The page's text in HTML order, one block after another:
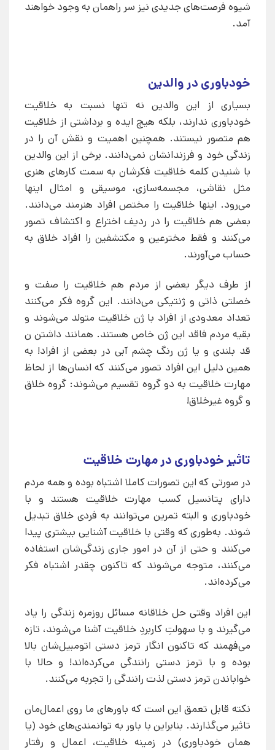
شیوه فرصت‌های جدیدی نیز سر راهمان به وجود خواهند
آمد.
خودباوری در والدین
بسیاری از این والدین نه تنها نسبت به خلاقیت
خودباوری ندارند، بلکه هیچ ایده و برداشتی از خلاقیت
هم متصور نیستند. همچنین اهمیت و نقش آن را در
زندگی خود و فرزندانشان نمی‌دانند. برخی از این والدین
با شنیدن کلمه خلاقیت فکرشان به سمت کارهای هنری
مثل نقاشی، مجسمه‌سازی، موسیقی و امثال اینها
می‌رود. اینها خلاقیت را مختص افراد هنرمند می‌دانند.
بعضی هم خلاقیت را در ردیف اختراع و اکتشاف تصور
می‌کنند و فقط مخترعین و مکتشفین را افراد خلاق به
حساب می‌آورند.
از طرف دیگر بعضی از مردم هم خلاقیت را صفت و
خصلتی ذاتی و ژنتیکی می‌دانند. این گروه فکر می‌کنند
تعداد معدودی از افراد با ژن خلاقیت متولد می‌شوند و
بقیه مردم فاقد این ژن خاص هستند. همانند داشتن ن
قد بلندی و یا ژن رنگ چشم آبی در بعضی از افراد! به
همین دلیل این افراد تصور می‌کنند که انسان‌ها از لحاظ
مهارت خلاقیت به دو گروه تقسیم می‌شوند: گروه خلاق
و گروه غیرخلاق!
تاثیر خودباوری در مهارت خلاقیت
در صورتی که این تصورات کاملا اشتباه بوده و همه مردم
دارای پتانسیل کسب مهارت خلاقیت هستند و با
خودباوری و البته تمرین می‌توانند به فردی خلاق تبدیل
شوند. به‌طوری که وقتی با خلاقیت آشنایی بیشتری پیدا
می‌کنند و حتی از آن در امور جاری زندگی‌شان استفاده
می‌کنند، متوجه می‌شوند که تاکنون چقدر اشتباه فکر
می‌کرده‌اند.
این افراد وقتی حل خلاقانه مسائل روزمره زندگی را یاد
می‌گیرند و با سهولتِ کاربردِ خلاقیت آشنا می‌شوند، تازه
می‌فهمند که تاکنون انگار ترمز دستی اتومبیل‌شان بالا
بوده و با ترمز دستی رانندگی می‌کرده‌اند! و حالا با
خواباندن ترمز دستی لذت رانندگی را تجربه می‌کنند.
نکته قابل تعمق این است که باورهای ما روی اعمال‌مان
تاثیر می‌گذارند. بنابراین با باور به توانمندی‌های خود (یا
همان خودباوری) در زمینه خلاقیت، اعمال و رفتار